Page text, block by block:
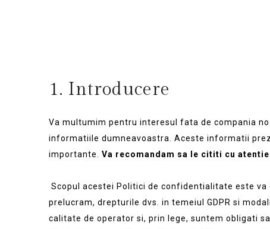
1. Introducere
Va multumim pentru interesul fata de compania
informatiile dumneavoastra. Aceste informatii
importante. Va recomandam sa le cititi cu
Scopul acestei Politici de confidentialitate este
prelucram, drepturile dvs. in temeiul GDPR si
calitate de operator si, prin lege, suntem obligati